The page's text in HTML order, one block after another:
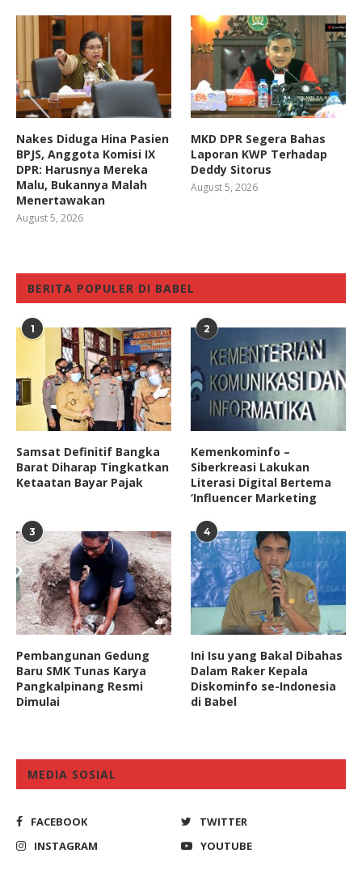
Nakes Diduga Hina Pasien
BPJS, Anggota Komisi IX
DPR: Harusnya Mereka
Malu, Bukannya Malah
Menertawakan
August 5, 2026
MKD DPR Segera Bahas
Laporan KWP Terhadap
Deddy Sitorus
August 5, 2026
BERITA POPULER DI BABEL
1
Samsat Definitif Bangka
Barat Diharap Tingkatkan
Ketaatan Bayar Pajak
2
Kemenkominfo –
Siberkreasi Lakukan
Literasi Digital Bertema
‘Influencer Marketing
3
Pembangunan Gedung
Baru SMK Tunas Karya
Pangkalpinang Resmi
Dimulai
4
Ini Isu yang Bakal Dibahas
Dalam Raker Kepala
Diskominfo se-Indonesia
di Babel
MEDIA SOSIAL
FACEBOOK
TWITTER
INSTAGRAM
YOUTUBE